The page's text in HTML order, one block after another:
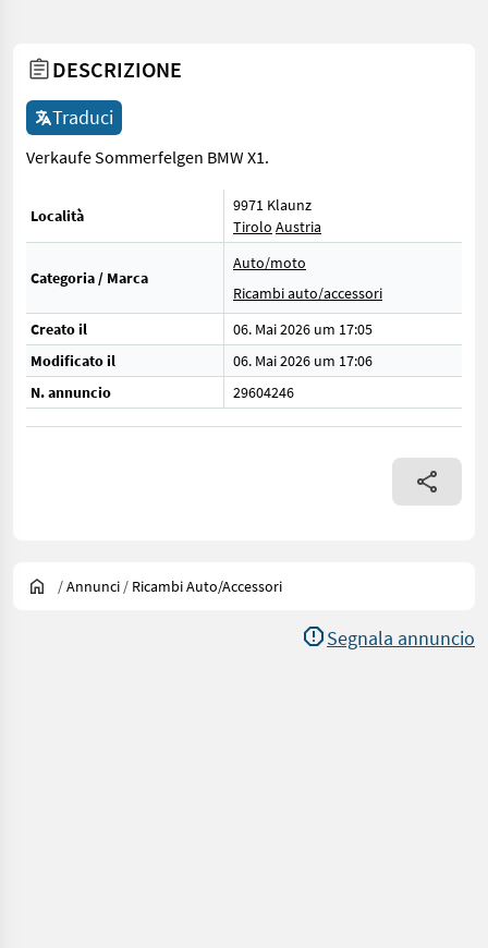
DESCRIZIONE
Traduci
Verkaufe Sommerfelgen BMW X1.
Località
9971 Klaunz
Tirolo Austria
Categoria / Marca
Auto/moto
Ricambi auto/accessori
Creato il
06. Mai 2026 um 17:05
Modificato il
06. Mai 2026 um 17:06
N. annuncio
29604246
/Annunci / Ricambi Auto/accessori
Segnala annuncio